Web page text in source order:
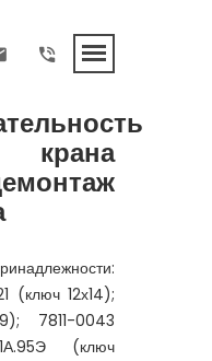
(ключ 12х14);
7811-0043
(ключ